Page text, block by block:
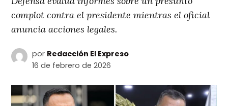
complot contra el presidente mientras el oficial
anuncia acciones legales.
por Redacción El Expreso
16 de febrero de 2026